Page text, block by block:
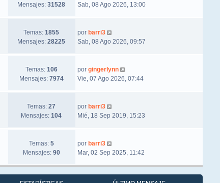
Mensajes:31528
Sab, 08 Ago 2026, 13:00
Temas:1855
Mensajes:28225
por barri3
Sab, 08 Ago 2026, 09:57
Temas: 106
Mensajes: 7974
por gingerlynn
Vie, 07 Ago 2026, 07:44
Temas:27
Mensajes:104
por barri3
Mié, 18 Sep 2019, 15:23
Temas: 5
Mensajes: 90
por barri3
Mar, 02 Sep 2025, 11:42